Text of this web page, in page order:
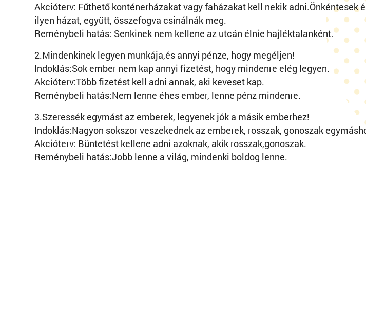
Akcióterv: Fűthető konténerházakat vagy faházakat kell nekik adni.Önkéntesek
ilyen házat, együtt, összefogva csinálnák meg.
Reménybeli hatás: Senkinek nem kellene az utcán élnie hajléktalanként.
2.Mindenkinek legyen munkája,és annyi pénze, hogy megéljen!
Indoklás:Sok ember nem kap annyi fizetést, hogy mindenre elég legyen.
Akcióterv:Több fizetést kell adni annak, aki keveset kap.
Reménybeli hatás:Nem lenne éhes ember, lenne pénz mindenre.
3.Szeressék egymást az emberek, legyenek jók a másik emberhez!
Indoklás:Nagyon sokszor veszekednek az emberek, rosszak, gonoszak
Akcióterv: Büntetést kellene adni azoknak, akik rosszak,gonoszak.
Reménybeli hatás:Jobb lenne a világ, mindenki boldog lenne.